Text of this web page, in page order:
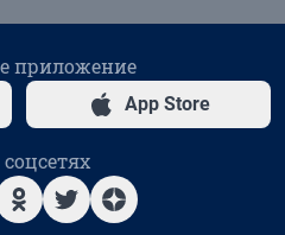
приложение
App Store